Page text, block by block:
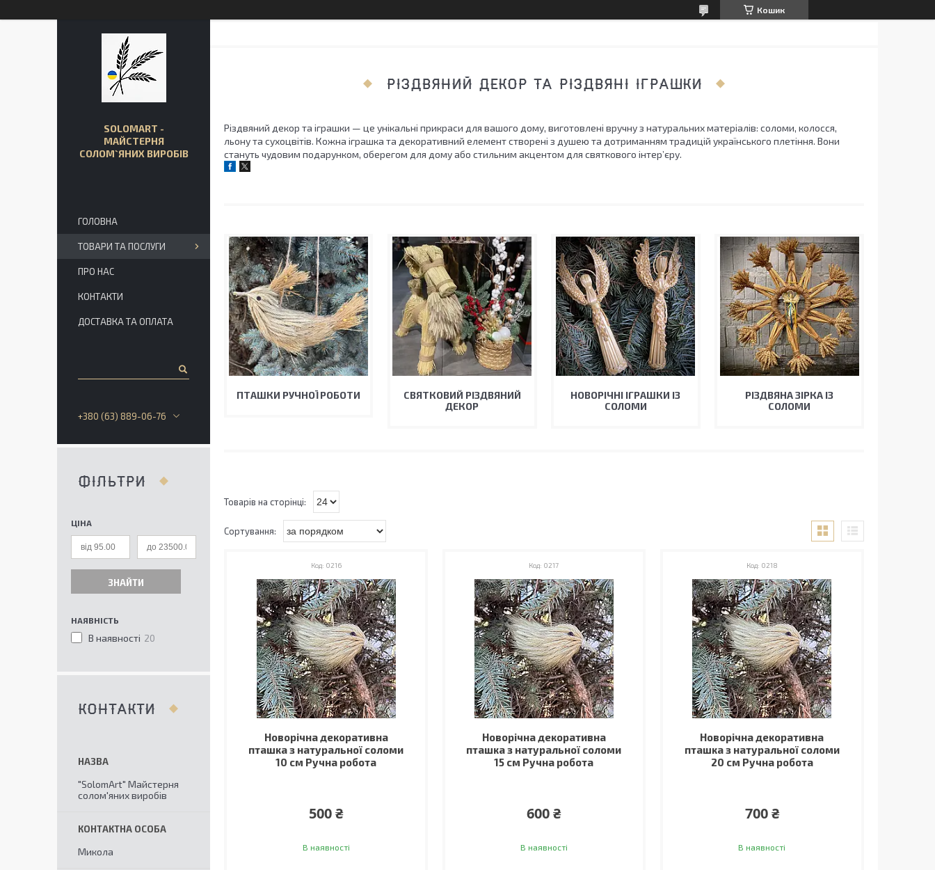
Кошик
РІЗДВЯНИЙ ДЕКОР ТА РІЗДВЯНІ ІГРАШКИ
Різдвяний декор та іграшки — це унікальні прикраси для вашого дому, виготовлені вручну з натуральних матеріалів: соломи, колосся,
льону та сухоцвітів. Кожна іграшка та декоративний елемент створені з душею та дотриманням традицій українського плетіння. Вони
стануть чудовим подарунком, оберегом для дому або стильним акцентом для святкового інтер’єру.
ПТАШКИ РУЧНОЇ РОБОТИ
СВЯТКОВИЙ РІЗДВЯНИЙ
ДЕКОР
НОВОРІЧНІ ІГРАШКИ ІЗ
СОЛОМИ
РІЗДВЯНА ЗІРКА ІЗ
СОЛОМИ
0216
Новорічна декоративна
пташка з натуральної соломи
10 см Ручна робота
500 ₴
В наявності
0217
Новорічна декоративна
пташка з натуральної соломи
15 см Ручна робота
600 ₴
В наявності
0218
Новорічна декоративна
пташка з натуральної соломи
20 см Ручна робота
700 ₴
В наявності
SOLOMART -
МАЙСТЕРНЯ
СОЛОМ`ЯНИХ ВИРОБІВ
ГОЛОВНА
ТОВАРИ ТА ПОСЛУГИ
ПРО НАС
КОНТАКТИ
ДОСТАВКА ТА ОПЛАТА
+380 (63) 889-06-76
ФІЛЬТРИ
ЦІНА
ЗНАЙТИ
НАЯВНІСТЬ
В наявності 20
КОНТАКТИ
"SolomArt" Майстерня
солом'яних виробів
Микола